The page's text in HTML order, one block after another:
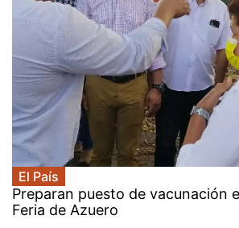
El País
Preparan puesto de vacunación
Feria de Azuero